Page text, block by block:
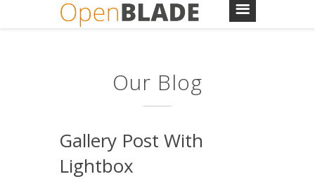
Our Blog
Gallery Post With
Lightbox